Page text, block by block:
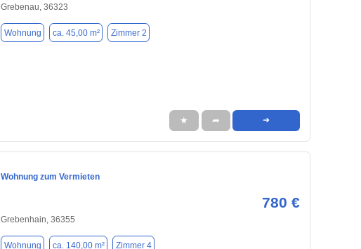
Grebenau, 36323
Wohnung ca. 45,00 m² Zimmer 2
★ ➦ ➜
Wohnung zum Vermieten
780 €
Grebenhain, 36355
Wohnung ca. 140,00 m² Zimmer 4